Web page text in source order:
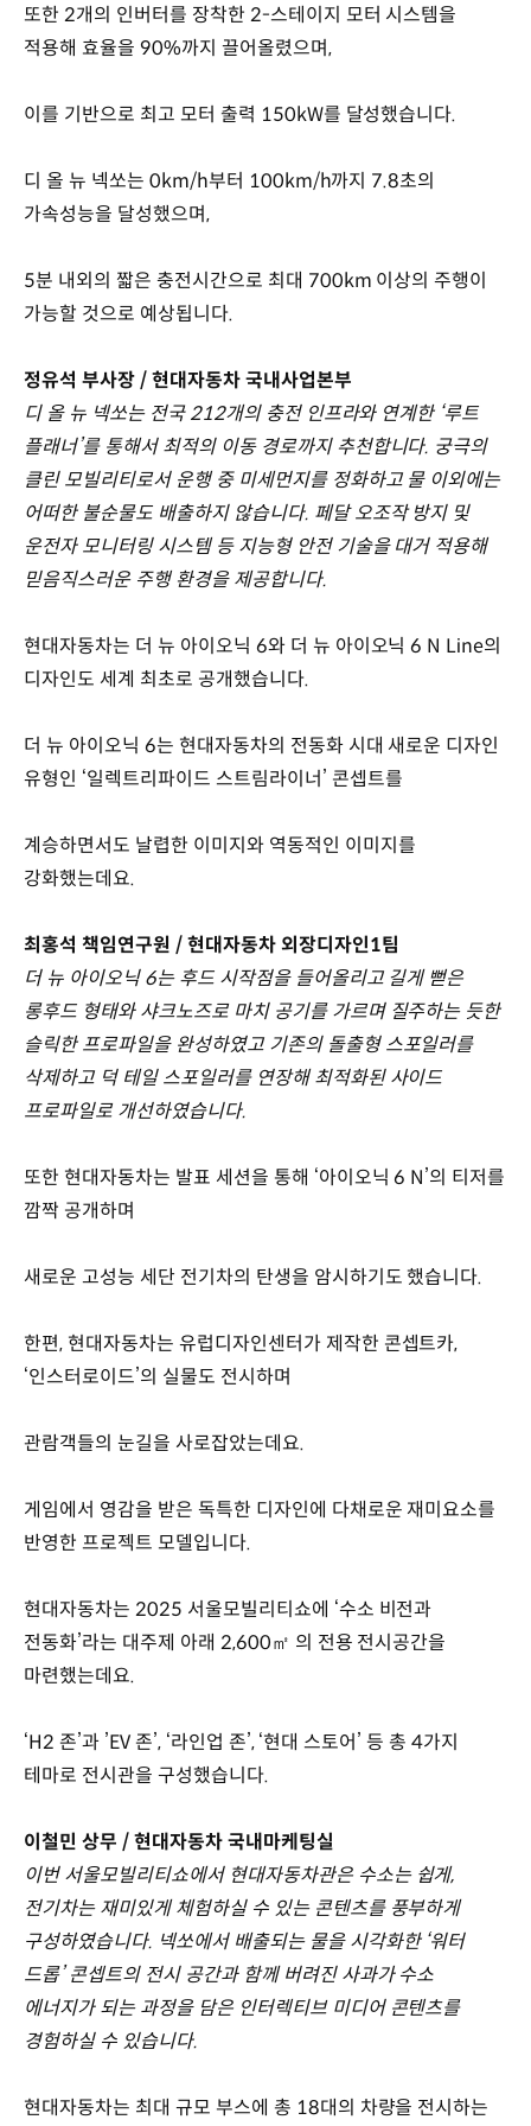
또한 2개의 인버터를 장착한 2-스테이지 모터 시스템을
적용해 효율을 90%까지 끌어올렸으며,
이를 기반으로 최고 모터 출력 150kW를 달성했습니다.
디 올 뉴 넥쏘는 0km/h부터 100km/h까지 7.8초의
가속성능을 달성했으며,
5분 내외의 짧은 충전시간으로 최대 700km 이상의 주행이
가능할 것으로 예상됩니다.
정유석 부사장 / 현대자동차 국내사업본부
디 올 뉴 넥쏘는 전국 212개의 충전 인프라와 연계한 ‘루트
플래너’를 통해서 최적의 이동 경로까지 추천합니다. 궁극의
클린 모빌리티로서 운행 중 미세먼지를 정화하고 물 이외에는
어떠한 불순물도 배출하지 않습니다. 페달 오조작 방지 및
운전자 모니터링 시스템 등 지능형 안전 기술을 대거 적용해
믿음직스러운 주행 환경을 제공합니다.
현대자동차는 더 뉴 아이오닉 6와 더 뉴 아이오닉 6 N Line의
디자인도 세계 최초로 공개했습니다.
더 뉴 아이오닉 6는 현대자동차의 전동화 시대 새로운 디자인
유형인 ‘일렉트리파이드 스트림라이너’ 콘셉트를
계승하면서도 날렵한 이미지와 역동적인 이미지를
강화했는데요.
최홍석 책임연구원 / 현대자동차 외장디자인1팀
더 뉴 아이오닉 6는 후드 시작점을 들어올리고 길게 뻗은
롱후드 형태와 샤크노즈로 마치 공기를 가르며 질주하는 듯한
슬릭한 프로파일을 완성하였고 기존의 돌출형 스포일러를
삭제하고 덕 테일 스포일러를 연장해 최적화된 사이드
프로파일로 개선하였습니다.
또한 현대자동차는 발표 세션을 통해 ‘아이오닉 6 N’의 티저를
깜짝 공개하며
새로운 고성능 세단 전기차의 탄생을 암시하기도 했습니다.
한편, 현대자동차는 유럽디자인센터가 제작한 콘셉트카,
‘인스터로이드’의 실물도 전시하며
관람객들의 눈길을 사로잡았는데요.
게임에서 영감을 받은 독특한 디자인에 다채로운 재미요소를
반영한 프로젝트 모델입니다.
현대자동차는 2025 서울모빌리티쇼에 ‘수소 비전과
전동화’라는 대주제 아래 2,600㎡ 의 전용 전시공간을
마련했는데요.
‘H2 존’과 ’EV 존’, ‘라인업 존’, ‘현대 스토어’ 등 총 4가지
테마로 전시관을 구성했습니다.
이철민 상무 / 현대자동차 국내마케팅실
이번 서울모빌리티쇼에서 현대자동차관은 수소는 쉽게,
전기차는 재미있게 체험하실 수 있는 콘텐츠를 풍부하게
구성하였습니다. 넥쏘에서 배출되는 물을 시각화한 ‘워터
드롭’ 콘셉트의 전시 공간과 함께 버려진 사과가 수소
에너지가 되는 과정을 담은 인터렉티브 미디어 콘텐츠를
경험하실 수 있습니다.
현대자동차는 최대 규모 부스에 총 18대의 차량을 전시하는